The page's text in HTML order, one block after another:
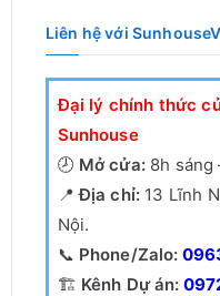
Liên hệ với
Đại lý chính thức
Sunhouse
🕗 Mở cửa:8h sáng
📍Địa chỉ: 13 Lĩnh
Nội.
📞 Phone/Zalo:
🏗️ Kênh Dự án: